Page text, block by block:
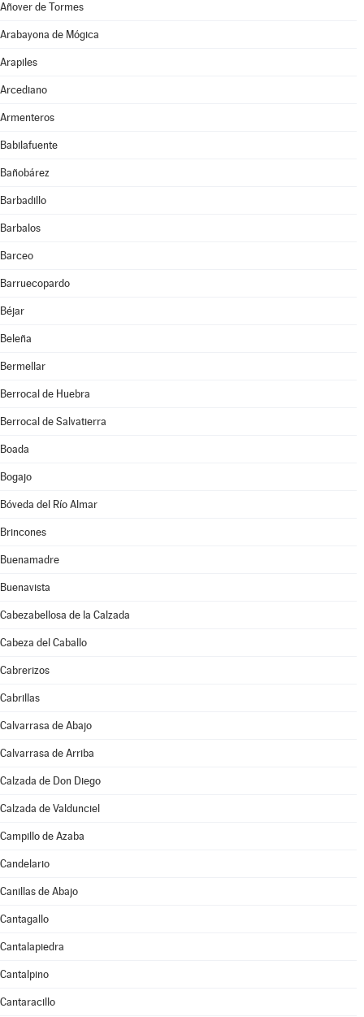
Añover de Tormes
Arabayona de Mógica
Arapiles
Arcediano
Armenteros
Babilafuente
Bañobárez
Barbadillo
Barbalos
Barceo
Barruecopardo
Béjar
Beleña
Bermellar
Berrocal de Huebra
Berrocal de Salvatierra
Boada
Bogajo
Bóveda del Río Almar
Brincones
Buenamadre
Buenavista
Cabezabellosa de la Calzada
Cabeza del Caballo
Cabrerizos
Cabrillas
Calvarrasa de Abajo
Calvarrasa de Arriba
Calzada de Don Diego
Calzada de Valdunciel
Campillo de Azaba
Candelario
Canillas de Abajo
Cantagallo
Cantalapiedra
Cantalpino
Cantaracillo